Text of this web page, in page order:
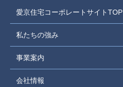
愛京住宅コーポレートサイトTOP
私たちの強み
事業案内
会社情報